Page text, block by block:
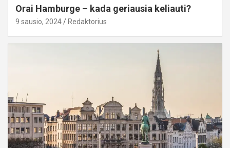
Orai Hamburge – kada geriausia keliauti?
9 sausio, 2024 Redaktorius